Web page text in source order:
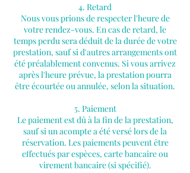
4. Retard
Nous vous prions de respecter l'heure de
votre rendez-vous. En cas de retard, le
temps perdu sera déduit de la durée de votre
prestation, sauf si d'autres arrangements ont
été préalablement convenus. Si vous arrivez
après l'heure prévue, la prestation pourra
être écourtée ou annulée, selon la situation.
5. Paiement
Le paiement est dû à la fin de la prestation,
sauf si un acompte a été versé lors de la
réservation. Les paiements peuvent être
effectués par espèces, carte bancaire ou
virement bancaire (si spécifié).